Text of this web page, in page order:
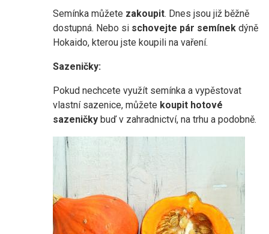
Semínka můžete zakoupit. Dnes jsou již běžně
dostupná. Nebo si schovejte pár semínek dýně
Hokaido, kterou jste koupili na vaření.
Sazeničky:
Pokud nechcete využít semínka a vypěstovat
vlastní sazenice, můžete koupit hotové
sazeničky buď v zahradnictví, na trhu a podobně.